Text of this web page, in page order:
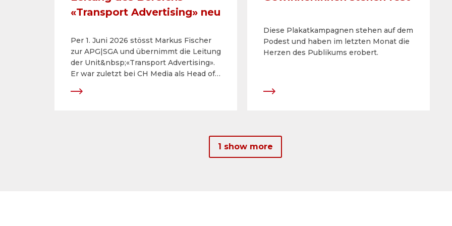
«Transport Advertising» neu
Per 1. Juni 2026 stösst Markus Fischer
zur APG|SGA und übernimmt die Leitung
der Unit&nbsp;«Transport Advertising».
Er war zuletzt bei CH Media als Head of
kennt das Unternehmen sowie das
Diese Plakatkampagnen stehen auf dem
Podest und haben im letzten Monat die
Herzen des Publikums erobert.
1 show more